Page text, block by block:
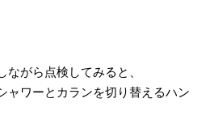
がら点検してみると、
ャワーとカランを切り替えるハン